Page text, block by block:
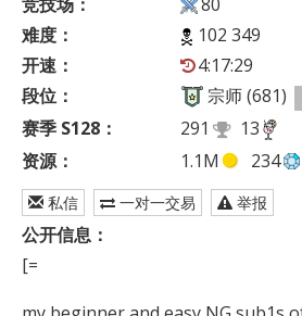
难度：
102 349
开速：
4:17:29
段位：
宗师 (681)
赛季 S128： 291
13
资源：
1.1M 234
私信 一对一交易 举报
公开信息：
[=